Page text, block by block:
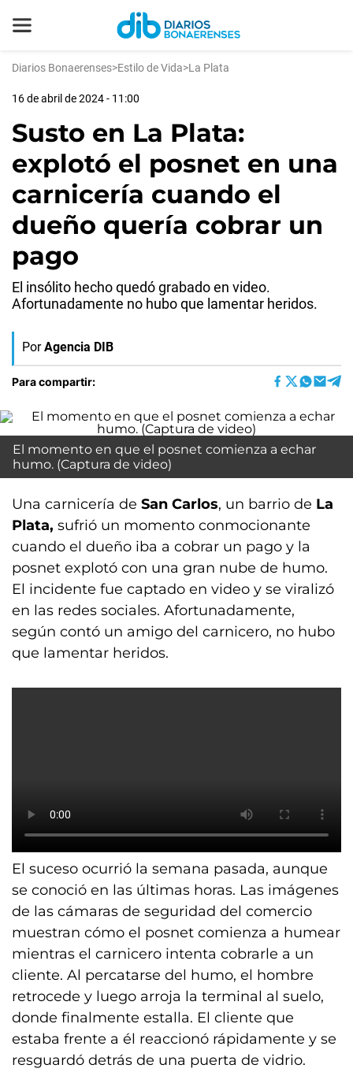
Diarios Bonaerenses>Estilo de Vida>La Plata
16 de abril de 2024 - 11:00
Susto en La Plata:
explotó el posnet en una
carnicería cuando el
dueño quería cobrar un
pago
El insólito hecho quedó grabado en video.
Afortunadamente no hubo que lamentar heridos.
Por Agencia DIB
Para compartir:
El momento en que el posnet comienza a echar
humo. (Captura de video)
Una carnicería de San Carlos, un barrio de La
Plata, sufrió un momento conmocionante
cuando el dueño iba a cobrar un pago y la
posnet explotó con una gran nube de humo.
El incidente fue captado en video y se viralizó
en las redes sociales. Afortunadamente,
según contó un amigo del carnicero, no hubo
que lamentar heridos.
El suceso ocurrió la semana pasada, aunque
se conoció en las últimas horas. Las imágenes
de las cámaras de seguridad del comercio
muestran cómo el posnet comienza a humear
mientras el carnicero intenta cobrarle a un
cliente. Al percatarse del humo, el hombre
retrocede y luego arroja la terminal al suelo,
donde finalmente estalla. El cliente que
estaba frente a él reaccionó rápidamente y se
resguardó detrás de una puerta de vidrio.